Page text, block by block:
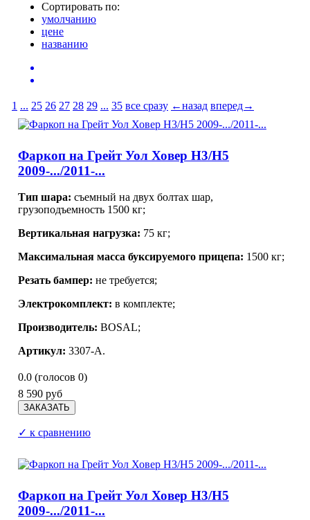
Сортировать по:
умолчанию
цене
названию
1 ... 25 26 27 28 29 ... 35 все сразу ←назад вперед→
Фаркоп на Грейт Уол Ховер Н3/Н5
2009-.../2011-...
Тип шара: съемный на двух болтах шар,
грузоподъемность 1500 кг;
Вертикальная нагрузка: 75 кг;
Максимальная масса буксируемого прицепа: 1500 кг;
Резать бампер: не требуется;
Электрокомплект: в комплекте;
Производитель: BOSAL;
Артикул: 3307-А.
0.0 (голосов 0)
8 590 руб
✓ к сравнению
Фаркоп на Грейт Уол Ховер Н3/Н5
2009-.../2011-...